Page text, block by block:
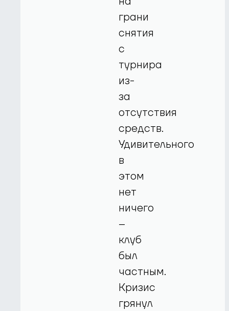
грани
снятия
с
турнира
из-
за
отсутствия
средств.
Удивительного
в
этом
нет
ничего
–
клуб
был
частным.
Кризис
грянул